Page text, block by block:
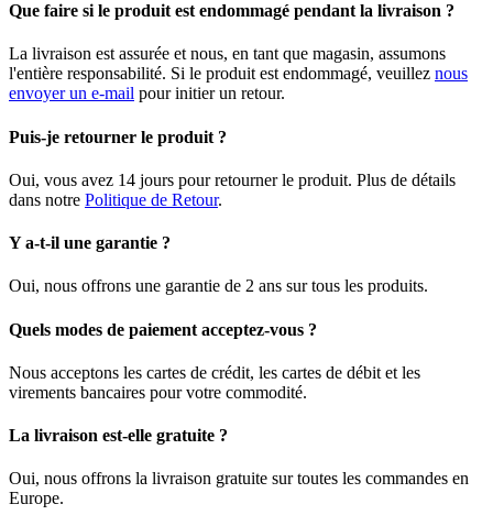
Que faire si le produit est endommagé pendant la livraison ?
La livraison est assurée et nous, en tant que magasin, assumons
l'entière responsabilité. Si le produit est endommagé, veuillez nous
envoyer un e-mail pour initier un retour.
Puis-je retourner le produit ?
Oui, vous avez 14 jours pour retourner le produit. Plus de détails
dans notre Politique de Retour.
Y a-t-il une garantie ?
Oui, nous offrons une garantie de 2 ans sur tous les produits.
Quels modes de paiement acceptez-vous ?
Nous acceptons les cartes de crédit, les cartes de débit et les
virements bancaires pour votre commodité.
La livraison est-elle gratuite ?
Oui, nous offrons la livraison gratuite sur toutes les commandes en
Europe.